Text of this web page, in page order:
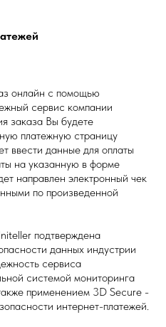
онлайн с помощью
сервис компании
заказа Вы будете
платежную страницу
ввести данные для оплаты
на указанную в форме
направлен электронный чек
по произведенной
подтверждена
данных индустрии
сервиса
системой мониторинга
применением 3D Secure -
интернет-платежей.